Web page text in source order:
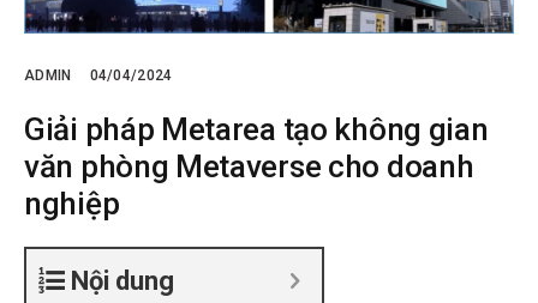
ADMIN 04/04/2024
Giải pháp Metarea tạo không gian
văn phòng Metaverse cho doanh
nghiệp
Nội dung